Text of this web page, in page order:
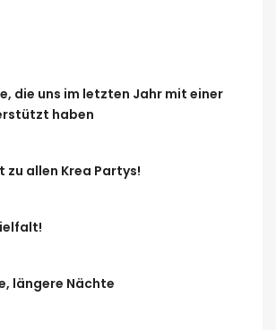
die uns im letzten Jahr mit einer
haben
zu allen Krea Partys!
längere Nächte